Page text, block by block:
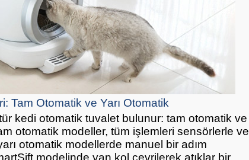
Tam Otomatik ve Yarı Otomatik
kedi otomatik tuvalet bulunur: tam otomatik ve
otomatik modeller, tüm işlemleri sensörlerle ve
otomatik modellerde manuel bir adım
modelinde yan kol çevrilerek atıklar bir